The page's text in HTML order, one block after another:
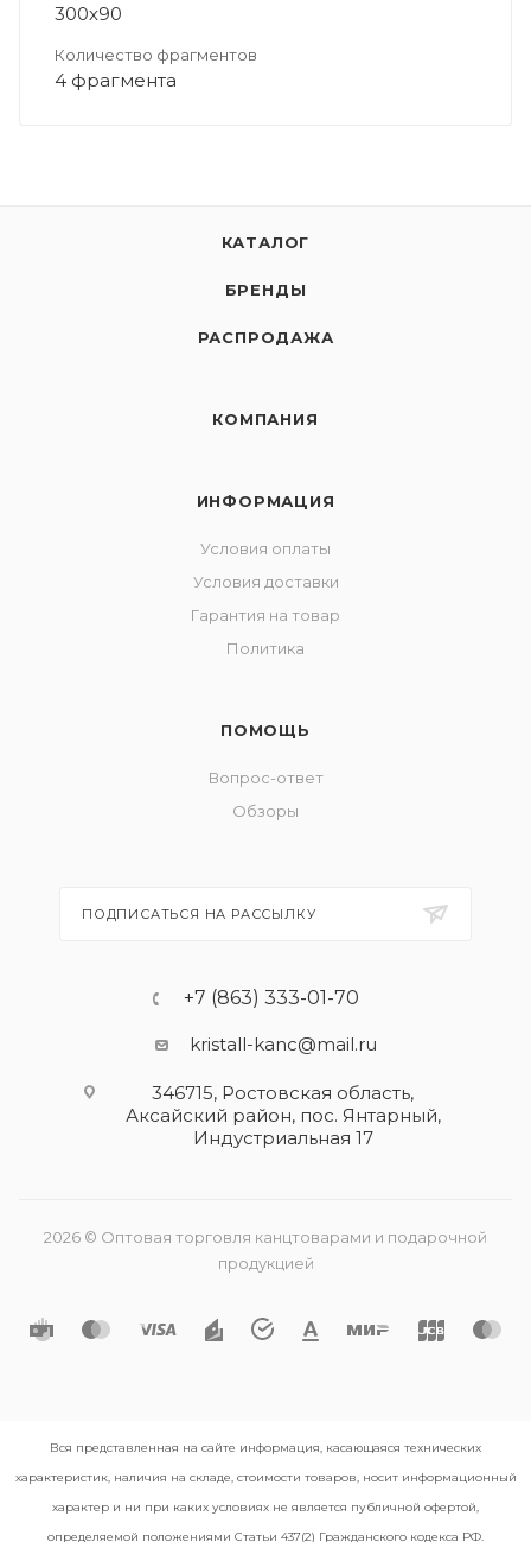
300х90
Количество фрагментов
4 фрагмента
КАТАЛОГ
БРЕНДЫ
РАСПРОДАЖА
КОМПАНИЯ
ИНФОРМАЦИЯ
Условия оплаты
Условия доставки
Гарантия на товар
Политика
ПОМОЩЬ
Вопрос-ответ
Обзоры
ПОДПИСАТЬСЯ НА РАССЫЛКУ
+7 (863) 333-01-70
kristall-kanc@mail.ru
346715, Ростовская область​,
Аксайский район, пос. Янтарный,
Индустриальная 17
2026 © Оптовая торговля канцтоварами и подарочной
продукцией
Вся представленная на сайте информация, касающаяся технических
характеристик, наличия на складе, стоимости товаров, носит информационный
характер и ни при каких условиях не является публичной офертой,
определяемой положениями Статьи 437(2) Гражданского кодекса РФ.